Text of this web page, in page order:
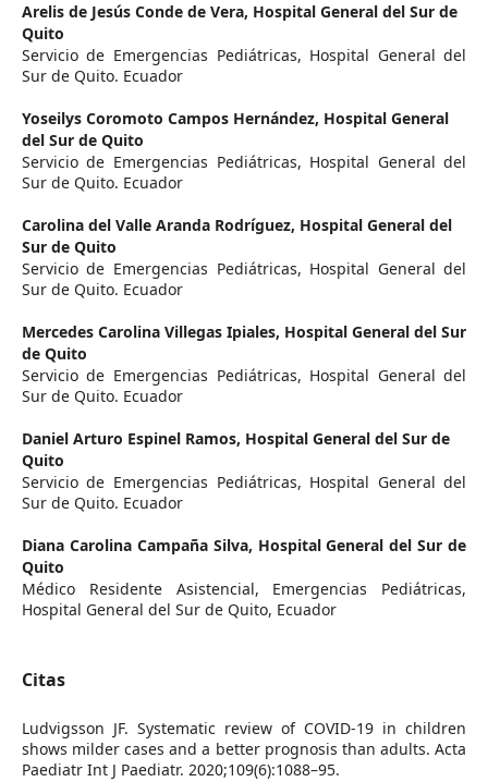
Arelis de Jesús Conde de Vera, Hospital General del Sur de
Quito
Servicio de Emergencias Pediátricas, Hospital General del
Sur de Quito. Ecuador
Yoseilys Coromoto Campos Hernández, Hospital General
del Sur de Quito
Servicio de Emergencias Pediátricas, Hospital General del
Sur de Quito. Ecuador
Carolina del Valle Aranda Rodríguez, Hospital General del
Sur de Quito
Servicio de Emergencias Pediátricas, Hospital General del
Sur de Quito. Ecuador
Mercedes Carolina Villegas Ipiales, Hospital General del Sur
de Quito
Servicio de Emergencias Pediátricas, Hospital General del
Sur de Quito. Ecuador
Daniel Arturo Espinel Ramos, Hospital General del Sur de
Quito
Servicio de Emergencias Pediátricas, Hospital General del
Sur de Quito. Ecuador
Diana Carolina Campaña Silva, Hospital General del Sur de
Quito
Médico Residente Asistencial, Emergencias Pediátricas,
Hospital General del Sur de Quito, Ecuador
Citas
Ludvigsson JF. Systematic review of COVID-19 in children
shows milder cases and a better prognosis than adults. Acta
Paediatr Int J Paediatr. 2020;109(6):1088–95.